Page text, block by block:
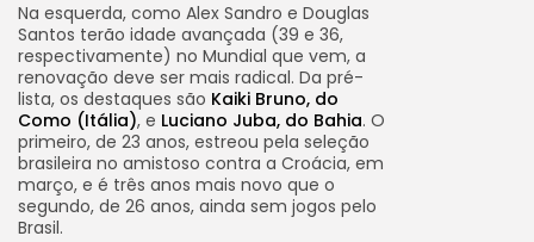
Na esquerda, como Alex Sandro e Douglas
Santos terão idade avançada (39 e 36,
respectivamente) no Mundial que vem, a
renovação deve ser mais radical. Da pré-
lista, os destaques são Kaiki Bruno, do
Como (Itália), e Luciano Juba, do Bahia. O
primeiro, de 23 anos, estreou pela seleção
brasileira no amistoso contra a Croácia, em
março, e é três anos mais novo que o
segundo, de 26 anos, ainda sem jogos pelo
Brasil.